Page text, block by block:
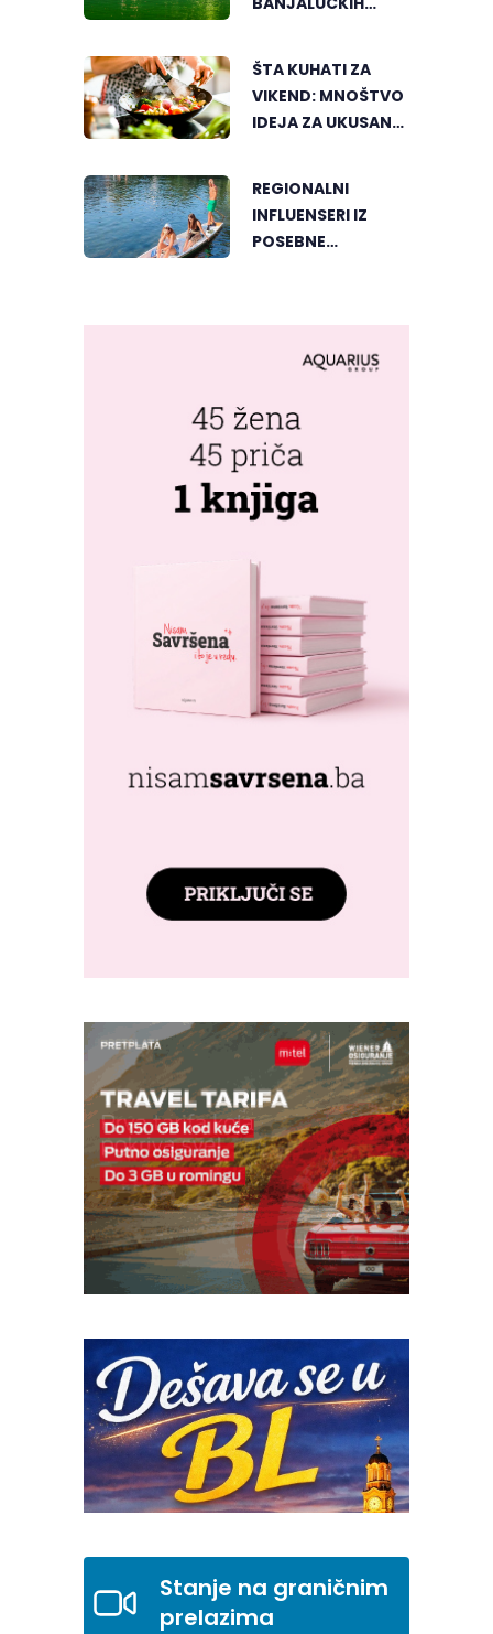
OSVJEŽENJE
TEKOM LJETNIH
ŠTA KUHATI ZA
VIKEND: MNOŠTVO
IDEJA ZA UKUSAN
REGIONALNI
INFLUENSERI IZ
POSEBNE
BANJALUKU
Stanje na graničnim
prelazima